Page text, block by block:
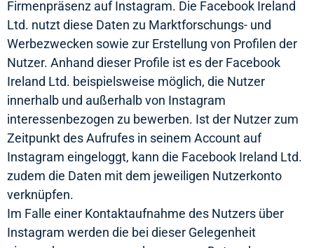
Firmenpräsenz auf Instagram. Die Facebook Ireland
Ltd. nutzt diese Daten zu Marktforschungs- und
Werbezwecken sowie zur Erstellung von Profilen der
Nutzer. Anhand dieser Profile ist es der Facebook
Ireland Ltd. beispielsweise möglich, die Nutzer
innerhalb und außerhalb von Instagram
interessenbezogen zu bewerben. Ist der Nutzer zum
Zeitpunkt des Aufrufes in seinem Account auf
Instagram eingeloggt, kann die Facebook Ireland Ltd.
zudem die Daten mit dem jeweiligen Nutzerkonto
verknüpfen.
Im Falle einer Kontaktaufnahme des Nutzers über
Instagram werden die bei dieser Gelegenheit